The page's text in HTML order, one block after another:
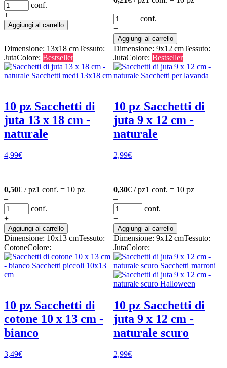
conf.
+
Aggiungi al carrello
–
conf.
+
Aggiungi al carrello
Dimensione: 13x18 cmTessuto:
JutaColore: Bestseller
10 pz Sacchetti di
juta 13 x 18 cm -
naturale
4,99€
0,50€ / pz1 conf. = 10 pz
–
conf.
+
Aggiungi al carrello
Dimensione: 9x12 cmTessuto:
JutaColore: Bestseller
10 pz Sacchetti di
juta 9 x 12 cm -
naturale
2,99€
0,30€ / pz1 conf. = 10 pz
–
conf.
+
Aggiungi al carrello
Dimensione: 10x13 cmTessuto:
CotoneColore:
10 pz Sacchetti di
cotone 10 x 13 cm -
bianco
3,49€
Dimensione: 9x12 cmTessuto:
JutaColore:
10 pz Sacchetti di
juta 9 x 12 cm -
naturale scuro
2,99€